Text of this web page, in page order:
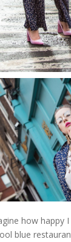
how happy
blue